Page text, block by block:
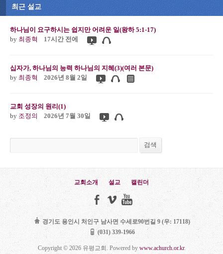
최근 설교
하나님이 요구하시는 쉽지만 어려운 일(왕하 5:1-17)
by 최종혁 17시간 전에
십자가, 하나님의 능력 하나님의 지혜(3)(여러 본문)
by 최종혁 2026년 8월 2일
교회 성장의 원리(1)
by 조정의 2026년 7월 30일
검색
교회소개 설교 캘린더
경기도 용인시 처인구 남사면 수세로90번길 9 (우: 17118)
(031) 339-1966
Copyright © 2026 유평교회. Powered by www.achurch.or.kr.